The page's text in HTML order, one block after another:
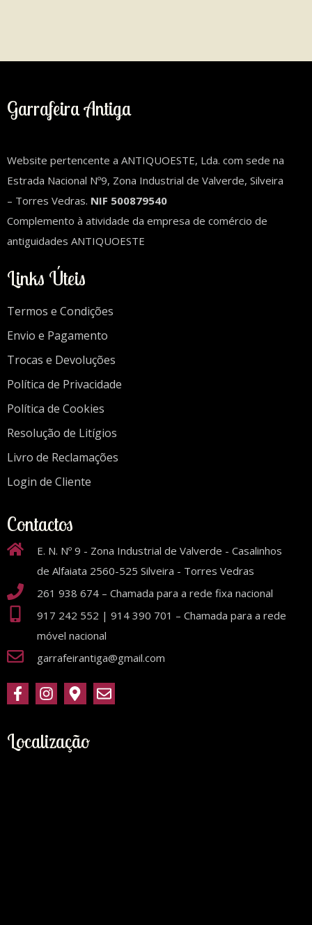
Garrafeira Antiga
Website pertencente a ANTIQUOESTE, Lda. com sede na
Estrada Nacional Nº9, Zona Industrial de Valverde, Silveira
– Torres Vedras. NIF 500879540
Complemento à atividade da empresa de comércio de
antiguidades ANTIQUOESTE
Links Úteis
Termos e Condições
Envio e Pagamento
Trocas e Devoluções
Política de Privacidade
Política de Cookies
Resolução de Litígios
Livro de Reclamações
Login de Cliente
Contactos
E. N. Nº 9 - Zona Industrial de Valverde - Casalinhos
de Alfaiata 2560-525 Silveira - Torres Vedras
261 938 674 – Chamada para a rede fixa nacional
917 242 552 | 914 390 701 – Chamada para a rede
móvel nacional
garrafeirantiga@gmail.com
Localização